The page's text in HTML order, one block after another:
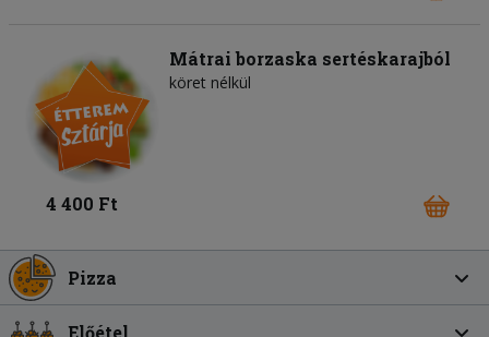
Mátrai borzaska sertéskarajból
köret nélkül
4 400 Ft
Pizza
Előétel